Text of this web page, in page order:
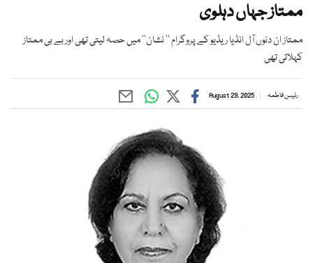
ممتاز جہاں دہلوی
ممتاز ان دنوں آل انڈیا ریڈیو کے پروگرام ’’ نشان‘‘ میں حصہ لیتی تھی اور بے بی ممتاز
کہلاتی تھی
رئیس فاطمہ August 29, 2025